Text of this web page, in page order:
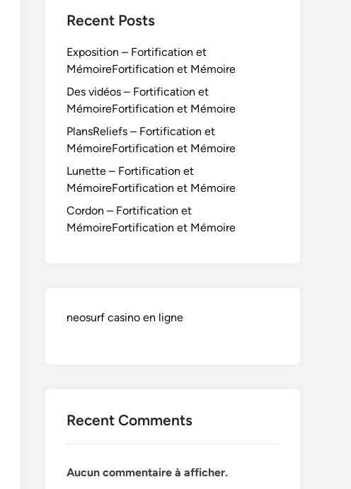
Recent Posts
Exposition – Fortification et
MémoireFortification et Mémoire
Des vidéos – Fortification et
MémoireFortification et Mémoire
PlansReliefs – Fortification et
MémoireFortification et Mémoire
Lunette – Fortification et
MémoireFortification et Mémoire
Cordon – Fortification et
MémoireFortification et Mémoire
neosurf casino en ligne
Recent Comments
Aucun commentaire à afficher.